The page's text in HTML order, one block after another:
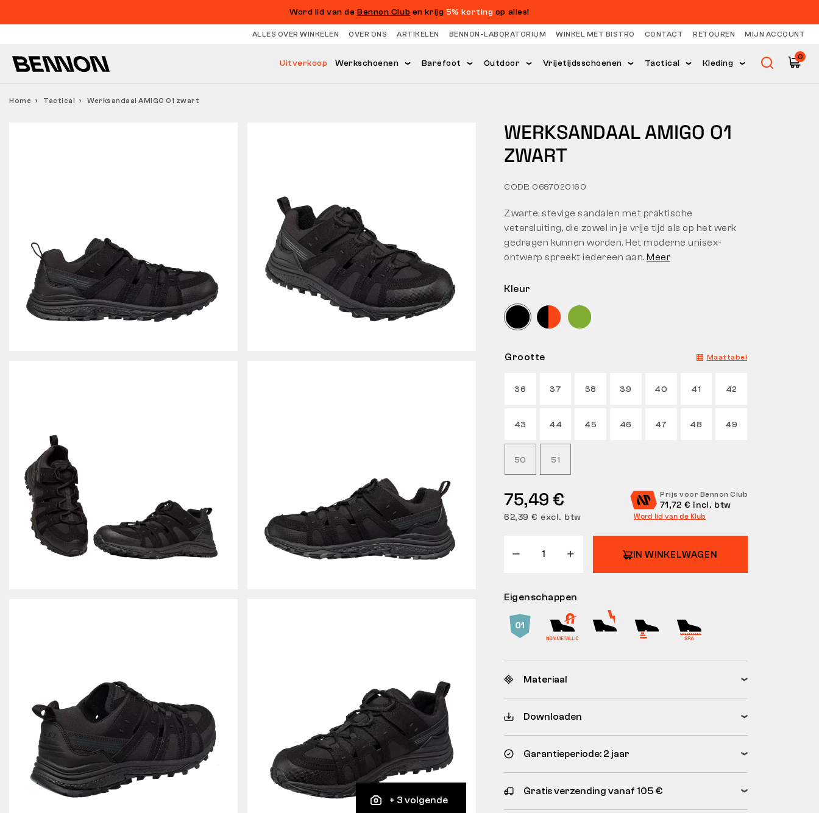
Word lid van de Bennon Club en krijg 5% korting op alles!
ALLES OVER WINKELEN OVER ONS ARTIKELEN BENNON-LABORATORIUM WINKEL MET BISTRO CONTACT RETOUREN MIJN ACCOUNT
Uitverkoop Werkschoenen Barefoot Outdoor Vrijetijdsschoenen Tactical Kleding
0
Home Tactical Werksandaal AMIGO O1 zwart
+ 3 volgende
WERKSANDAAL AMIGO O1
ZWART
CODE: 0687020160
Kleur
Grootte Maattabel
36 37 38 39 40 41 42
43 44 45 46 47 48 49
50 51
75,49 €
62,39 € excl. btw
Prijs voor Bennon Club
71,72 € incl. btw
Word lid van de Klub
IN WINKELWAGEN
Eigenschappen
Zwarte, stevige sandalen met praktische
vetersluiting, die zowel in je vrije tijd als op het werk
gedragen kunnen worden. Het moderne unisex-
ontwerp spreekt iedereen aan. Meer
Materiaal
Downloaden
Garantieperiode: 2 jaar
Gratis verzending vanaf 105 €